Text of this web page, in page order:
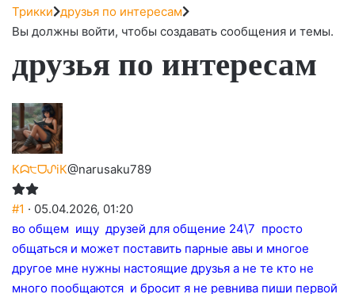
breadcrumbs
-
здесь:
Трикки друзья по интересам
Вы должны войти, чтобы создавать сообщения и темы.
друзья по интересам
Кᗣ੮ᗜᔑiК@narusaku789
#1 · 05.04.2026, 01:20
во общем ищу друзей для общение 24\7 просто
общаться и может поставить парные авы и многое
другое мне нужны настоящие друзья а не те кто не
много пообщаются и бросит я не ревнива пиши первой